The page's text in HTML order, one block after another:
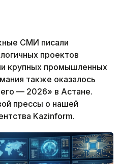
СМИ писали
проектов
крупных промышленных
также оказалось
— 2026» в Астане.
прессы о нашей
Kazinform.